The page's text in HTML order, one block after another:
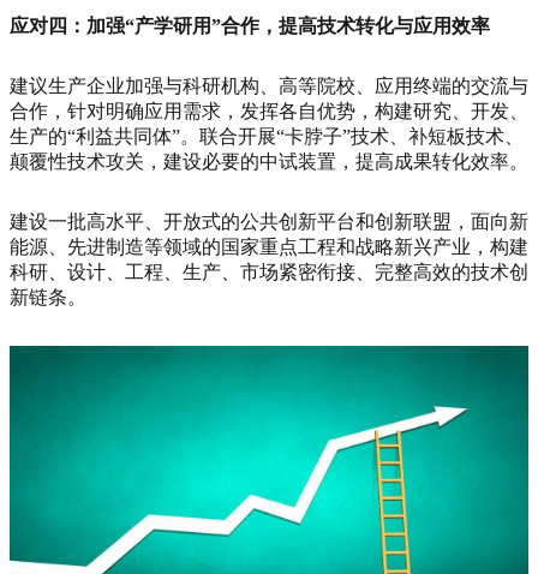
应对四：加强“产学研用”合作，提高技术转化与应用效率
建议生产企业加强与科研机构、高等院校、应用终端的交流与
合作，针对明确应用需求，发挥各自优势，构建研究、开发、
生产的“利益共同体”。联合开展“卡脖子”技术、补短板技术、
颠覆性技术攻关，建设必要的中试装置，提高成果转化效率。
建设一批高水平、开放式的公共创新平台和创新联盟，面向新
能源、先进制造等领域的国家重点工程和战略新兴产业，构建
科研、设计、工程、生产、市场紧密衔接、完整高效的技术创
新链条。